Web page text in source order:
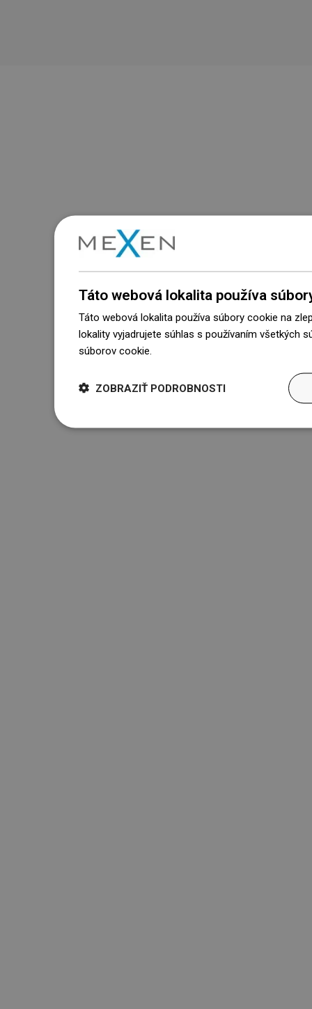
Táto webová lokalita používa
Táto webová lokalita používa súbory cookie na
lokality vyjadrujete súhlas s používaním všetkých
súborov cookie.
ZOBRAZIŤ PODROBNOSTI